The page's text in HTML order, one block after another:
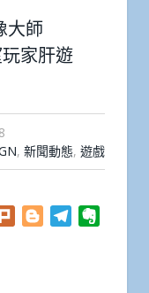
大師
家肝遊
, 新聞動態, 遊戲
Plurk BloggerTelegram